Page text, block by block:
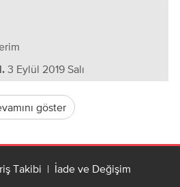
3 Eylül 2019 Salı
göster
Takibi | İade ve Değişim